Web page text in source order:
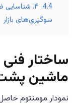
4.4.
سوگیری‌های بازار
ساختار فنی
ماشین
نمودار مومنتوم